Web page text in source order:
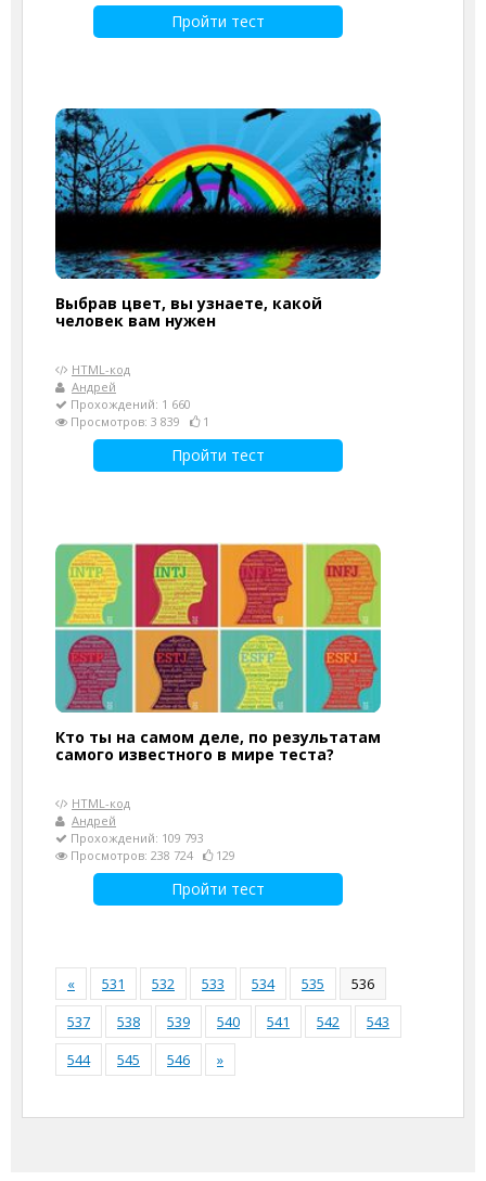
Пройти тест
Выбрав цвет, вы узнаете, какой
человек вам нужен
HTML-код
Андрей
Прохождений: 1 660
Просмотров: 3 839
1
Пройти тест
Кто ты на самом деле, по результатам
самого известного в мире теста?
HTML-код
Андрей
Прохождений: 109 793
Просмотров: 238 724
129
Пройти тест
« 531 532 533 534 535
536
537
538 539 540 541 542
543
544
545 546 »